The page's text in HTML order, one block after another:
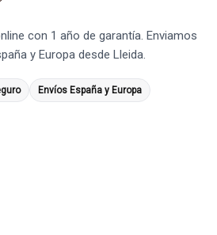
con 1 año de garantía. Enviamos
y Europa desde Lleida.
Envíos España y Europa